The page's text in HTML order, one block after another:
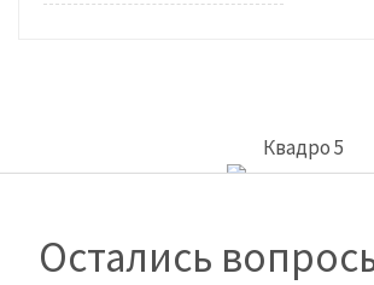
Квадро 5
Остались